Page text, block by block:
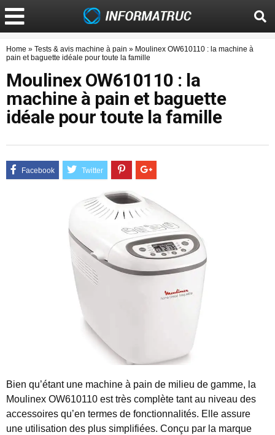
Home » Tests & avis machine à pain » Moulinex OW610110 : la machine à
pain et baguette idéale pour toute la famille
Moulinex OW610110 : la
machine à pain et baguette
idéale pour toute la famille
Bien qu’étant une machine à pain de milieu de gamme, la
Moulinex OW610110 est très complète tant au niveau des
accessoires qu’en termes de fonctionnalités. Elle assure
une utilisation des plus simplifiées. Conçu par la marque